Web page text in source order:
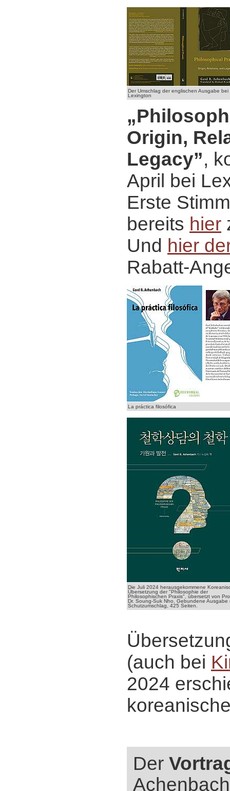
Der Umschlag der englischen Ausgabe bei
Lexington
Origin,
Legacy”,
April bei
Erste
bereits hier
Und hier
Rabatt-
La práctica filosófica
Die Juli 2024 herausgekommene
Übersetzung der "Philosophie der
Philosophischen Praxis", übersetzt von
Dr. Soung-Suk Nho. Gebundene Ausgabe
Schutzumschlag, 425 Seiten.
(auch bei
2024
Der